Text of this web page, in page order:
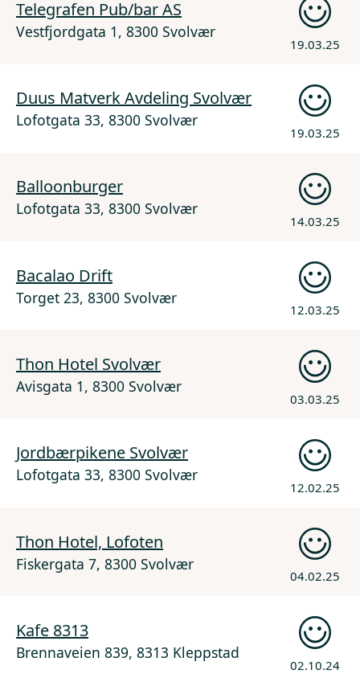
Telegrafen Pub/bar AS
Vestfjordgata 1, 8300 Svolvær
19.03.25
Duus Matverk Avdeling Svolvær
Lofotgata 33, 8300 Svolvær
19.03.25
Balloonburger
Lofotgata 33, 8300 Svolvær
14.03.25
Bacalao Drift
Torget 23, 8300 Svolvær
12.03.25
Thon Hotel Svolvær
Avisgata 1, 8300 Svolvær
03.03.25
Jordbærpikene Svolvær
Lofotgata 33, 8300 Svolvær
12.02.25
Thon Hotel, Lofoten
Fiskergata 7, 8300 Svolvær
04.02.25
Kafe 8313
Brennaveien 839, 8313 Kleppstad
02.10.24